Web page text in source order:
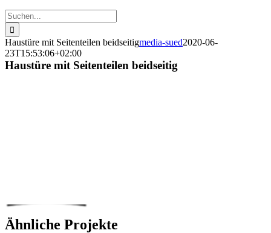
Suche
nach:
Haustüre mit Seitenteilen beidseitigmedia-sued2020-06-
23T15:53:06+02:00
Haustüre mit Seitenteilen beidseitig
Ähnliche Projekte